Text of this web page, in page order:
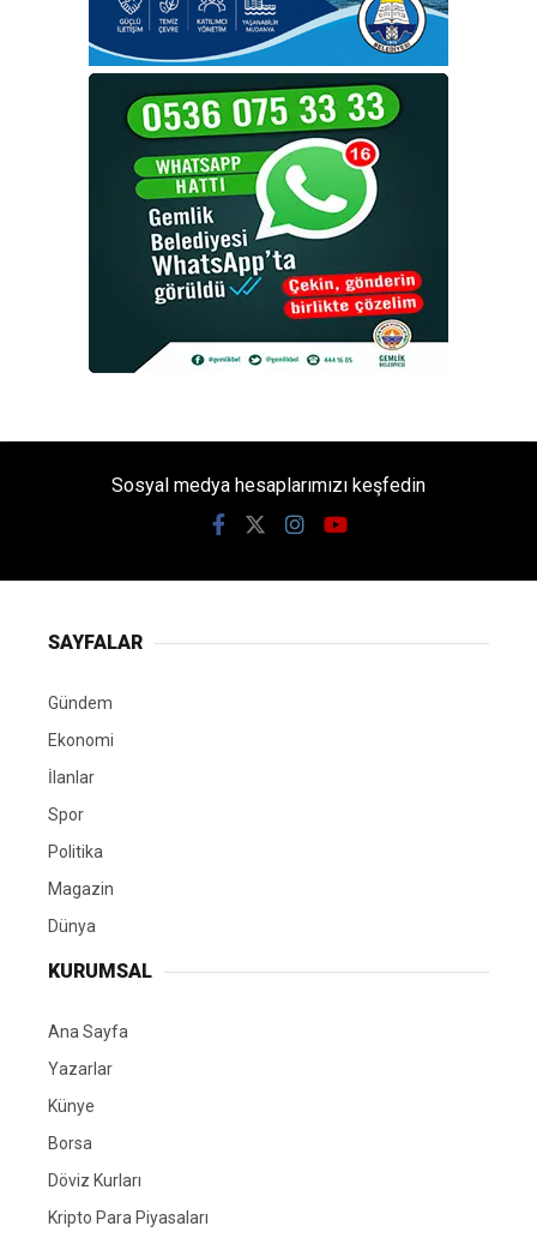
Sosyal medya hesaplarımızı keşfedin
SAYFALAR
Gündem
Ekonomi
İlanlar
Spor
Politika
Magazin
Dünya
KURUMSAL
Ana Sayfa
Yazarlar
Künye
Borsa
Döviz Kurları
Kripto Para Piyasaları